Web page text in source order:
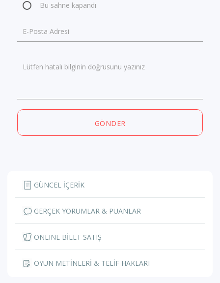
Bu sahne kapandı
E-Posta Adresi
Lütfen hatalı bilginin doğrusunu yazınız
GÖNDER
GÜNCEL İÇERİK
GERÇEK YORUMLAR & PUANLAR
ONLINE BİLET SATIŞ
OYUN METİNLERİ & TELİF HAKLARI